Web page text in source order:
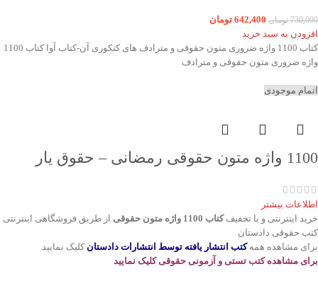
730,000 تومان 642,400 تومان
افزودن به سبد خرید
کتاب 1100 واژه ضروری متون حقوقی و مترادف های کنکوری آن-کتاب آوا کتاب 1100
واژه ضروری متون حقوقی و مترادف
اتمام موجودی
1100 واژه متون حقوقی رمضانی – حقوق یار
اطلاعات بیشتر
خرید اینترنتی و با تخفیفکتاب 1100 واژه متون حقوقی
از طریق فروشگاهی اینترنتی
کتب حقوقی دادستان
برای مشاهده همهکتب انتشار یافته توسط انتشارات دادستان کلیک نمایید
برای مشاهده کتب تستی و آزمونی حقوقی کلیک نمایید